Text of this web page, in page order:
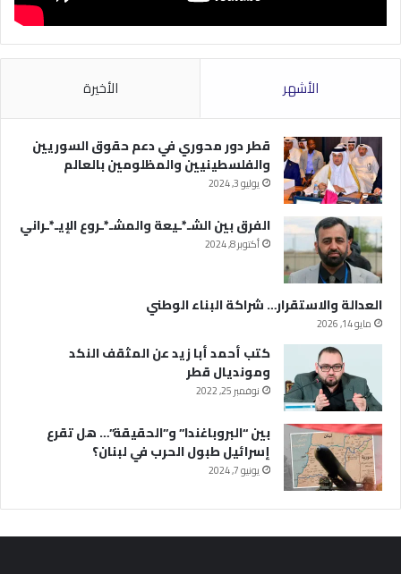
الأشهر الأخيرة
قطر دور محوري في دعم حقوق السوريين
والفلسطينيين والمظلومين بالعالم
يوليو 3, 2024
الفرق بين الشـ*ـيعة والمشـ*ـروع الإيـ*ـراني
أكتوبر 8, 2024
العدالة والاستقرار… شراكة البناء الوطني
مايو 14, 2026
كتب أحمد أبا زيد عن المثقف النكد
ومونديال قطر
نوفمبر 25, 2022
بين “البروباغندا” و”الحقيقة”… هل تقرع
إسرائيل طبول الحرب في لبنان؟
يونيو 7, 2024